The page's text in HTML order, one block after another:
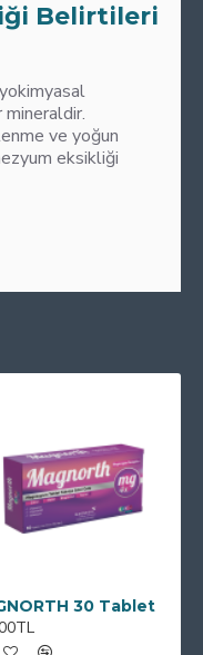
Belirtileri
ve yoğun
eksikliği
30 Tablet